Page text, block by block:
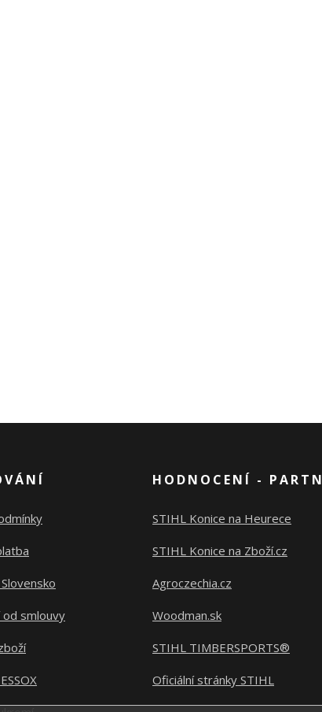
smlouvy
HODNOCENÍ -
STIHL Konice na Heurece
STIHL Konice na Zboží.cz
Agroczechia.cz
Woodman.sk
STIHL TIMBERSPORTS®
Oficiální stránky STIHL